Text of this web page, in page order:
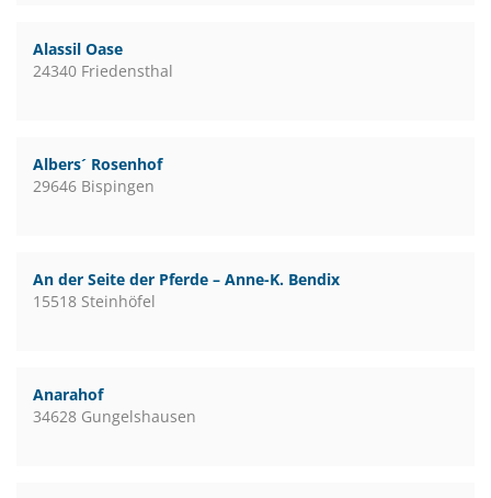
Alassil Oase
24340 Friedensthal
Albers´ Rosenhof
29646 Bispingen
An der Seite der Pferde – Anne-K. Bendix
15518 Steinhöfel
Anarahof
34628 Gungelshausen